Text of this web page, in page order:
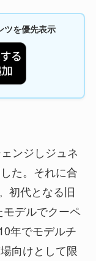
ツを優先表示
ンジしジュネ
た。それに合
初代となる旧
デルでクーペ
年でモデルチ
向けとして限